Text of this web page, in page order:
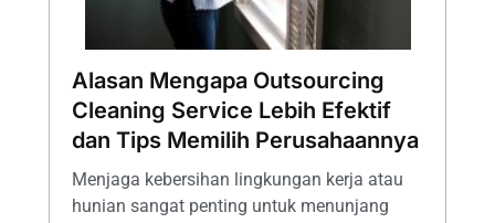
Alasan Mengapa Outsourcing
Cleaning Service Lebih Efektif
dan Tips Memilih Perusahaannya
Menjaga kebersihan lingkungan kerja atau
hunian sangat penting untuk menunjang